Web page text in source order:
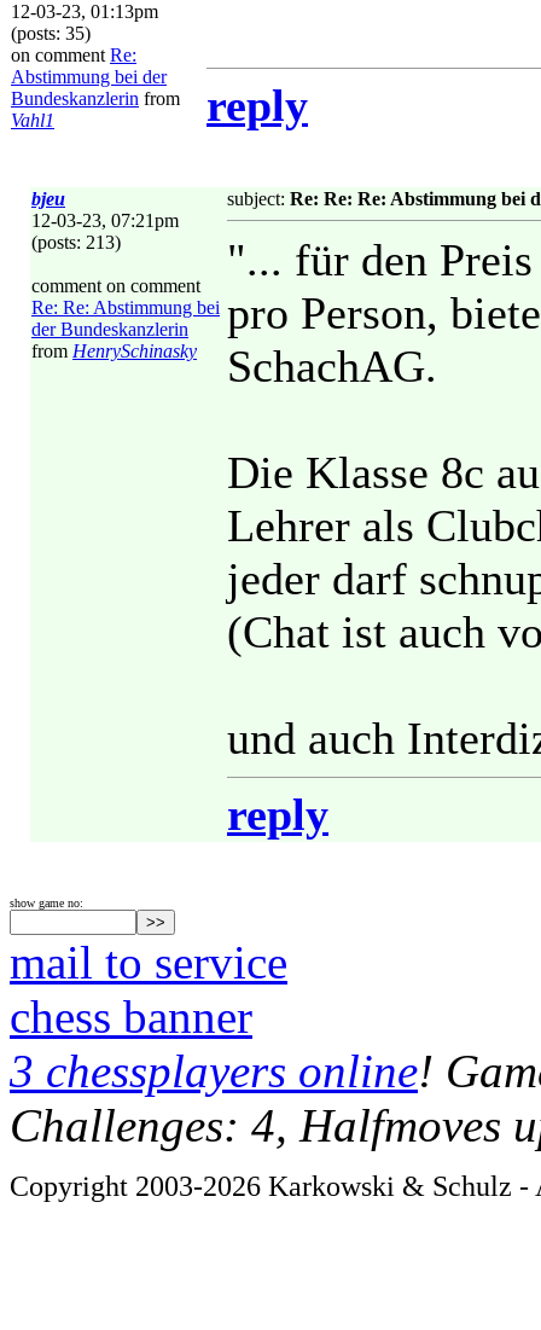
12-03-23, 01:13pm
(posts: 35)
on comment Re:
Abstimmung bei der
Bundeskanzlerin from
Vahl1
reply
bjeu
12-03-23, 07:21pm
(posts: 213)
comment on comment
Re: Re: Abstimmung bei
der Bundeskanzlerin
from HenrySchinasky
subject: Re: Re: Re: Abstimmung bei
"... für den
pro Person,
SchachAG.
Die Klasse 8c
Lehrer als
jeder darf
(Chat ist auch
und auch
reply
show game no:
mail to service
chess banner
3 chessplayers online!
Challenges: 4, Halfmoves
Copyright 2003-2026 Karkowski & Schulz